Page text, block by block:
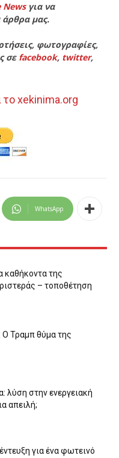
Newsγια να
άρθρα μας.
φωτογραφίες,
σε facebook, twitter,
το xekinima.org
WhatsApp
καθήκοντα της
– τοποθέτηση
Ο Τραμπ θύμα της
λύση στην ενεργειακή
απειλή;
για ένα φωτεινό